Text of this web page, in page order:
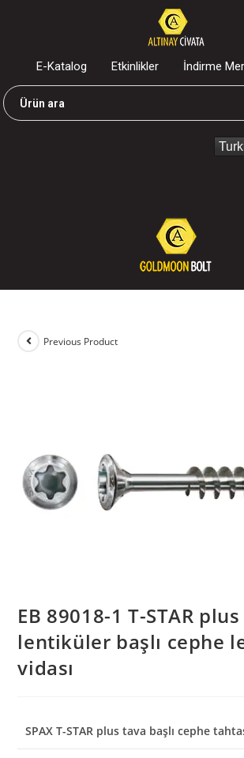
E-Katalog Etkinlikler İndirme
Previous Product
EB 89018-1 T-STAR plus
lentiküler başlı cephe
vidası
SPAX T-STAR plus tava başlı cephe